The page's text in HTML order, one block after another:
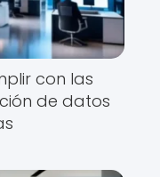
con las
de datos